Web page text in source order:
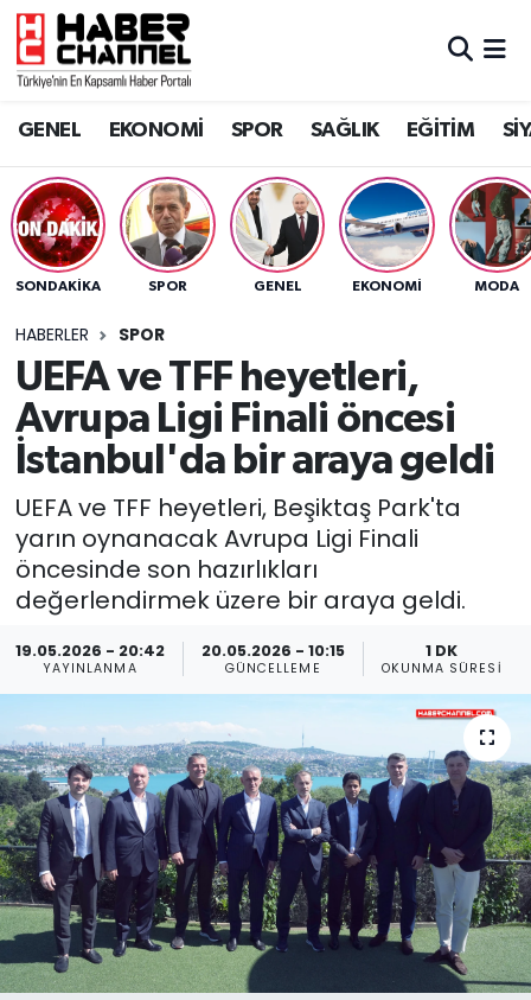
GENEL EKONOMİ SPOR SAĞLIK EĞİTİM
SONDAKIKA SPOR GENEL EKONOMİ MODA
HABERLER SPOR
UEFA ve TFF heyetleri,
Avrupa Ligi Finali öncesi
İstanbul'da bir araya geldi
UEFA ve TFF heyetleri, Beşiktaş Park'ta
yarın oynanacak Avrupa Ligi Finali
öncesinde son hazırlıkları
değerlendirmek üzere bir araya geldi.
19.05.2026 - 20:42
YAYINLANMA
20.05.2026 - 10:15
GÜNCELLEME
1 DK
OKUNMA SÜRESI
GENEL
SPOR
SAĞLIK
EĞİTİM
SİYASET
MAGAZİN
Nöbetçi Eczaneler
Trafik Durumu
Süper Lig Puan Durumu ve Fikstür
Tüm Manşetler
Son Dakika Haberleri
Haber Arşivi